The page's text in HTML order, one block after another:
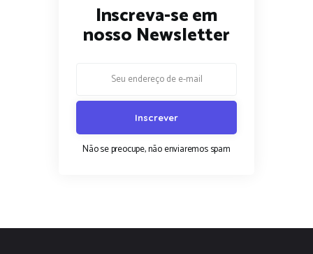
Inscreva-se em
nosso Newsletter
Não se preocupe, não enviaremos spam